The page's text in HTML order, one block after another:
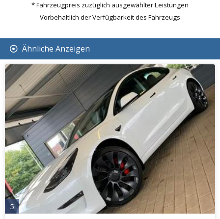
* Fahrzeugpreis zuzüglich ausgewählter Leistungen
Vorbehaltlich der Verfügbarkeit des Fahrzeugs
Ähnliche Anzeigen
5